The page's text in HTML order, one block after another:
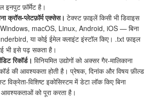
इनपुट फ़ॉर्मेट है।
क्रॉस-प्लेटफ़ॉर्म एक्सेस। टेक्स्ट फ़ाइलें किसी भी डिवाइस
macOS, Linux, Android, iOS — बिना
या कोई ईमेल क्लाइंट इंस्टॉल किए। .txt फ़ाइल
भी इसे पढ़ सकता है।
रिकॉर्ड। विनियमित उद्योगों को अक्सर गैर-मालिकाना
की आवश्यकता होती है। प्रेषक, दिनांक और विषय फ़ील्ड
विक्रेता-विशिष्ट इकोसिस्टम में डेटा लॉक किए बिना
को पूरा करता है।